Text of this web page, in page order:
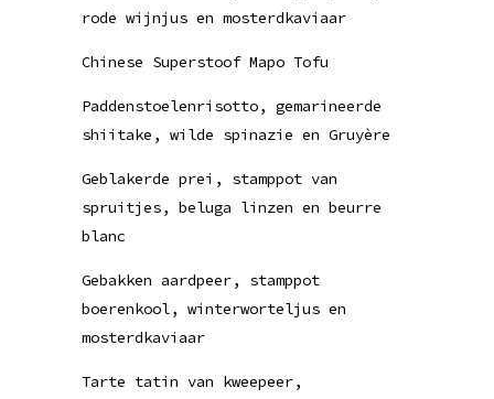
rode wijnjus en mosterdkaviaar
Chinese Superstoof Mapo Tofu
Paddenstoelenrisotto, gemarineerde
shiitake, wilde spinazie en Gruyère
Geblakerde prei, stamppot van
spruitjes, beluga linzen en beurre
blanc
Gebakken aardpeer, stamppot
boerenkool, winterworteljus en
mosterdkaviaar
Tarte tatin van kweepeer,